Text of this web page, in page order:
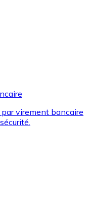
espèces et d'autres
pour acheter
vos marques
virement bancaire